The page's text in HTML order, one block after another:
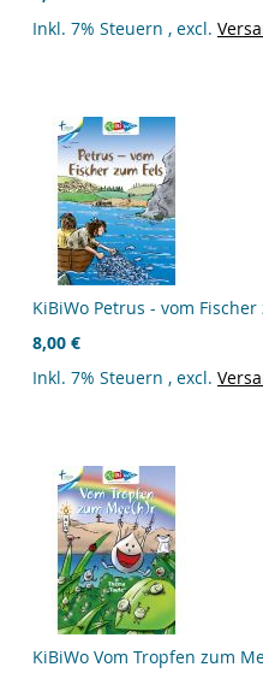
Inkl. 7% Steuern , excl.
KiBiWo Petrus - vom Fischer
8,00 €
Inkl. 7% Steuern , excl.
KiBiWo Vom Tropfen zum